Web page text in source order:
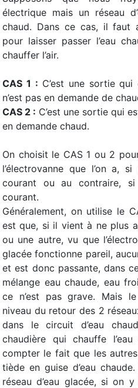
électrique mais un réseau
chaud. Dans ce cas, il faut
pour laisser passer l’eau
chauffer l’air.
CAS 1 : C’est une sortie
n’est pas en demande de
CAS 2 : C’est une sortie qui
en demande chaud.
On choisit le CAS 1 ou 2
l’électrovanne que l’on a,
courant ou au contraire,
courant.
Généralement, on utilise le
est que, si il vient à ne plus
ou une autre, vu que
glacée fonctionne pareil,
et est donc passante, dans
mélange eau chaude, eau
ce n’est pas grave. Mais
niveau du retour des 2
dans le circuit d’eau
chaudière qui chauffe
compter le fait que les
tiède en guise d’eau
réseau d’eau glacée, si on